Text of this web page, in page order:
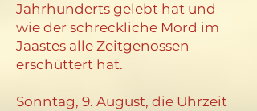
Jahrhunderts gelebt hat und
wie der schreckliche Mord im
Jaastes alle Zeitgenossen
erschüttert hat.
Sonntag, 9. August, die Uhrzeit